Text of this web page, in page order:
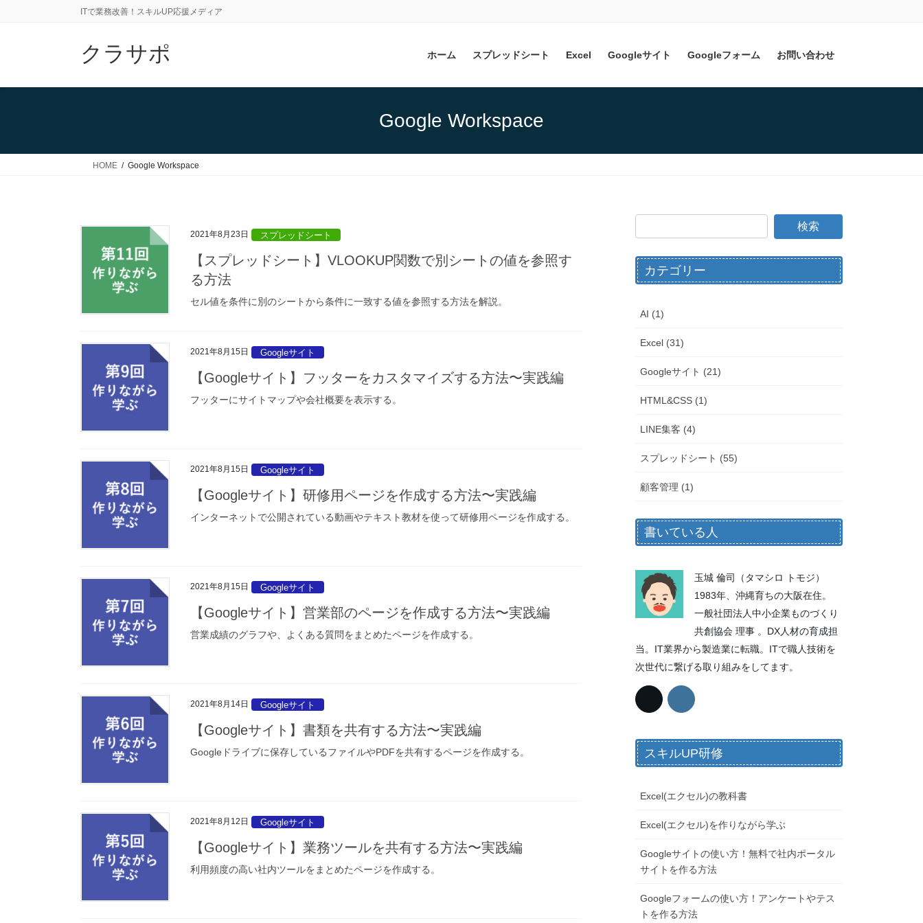
に
ョ
動
ITで業務改善！スキルUP応援メディア
クラサポ ホーム スプレッドシート Excel Googleサイト Googleフォーム お問い合わせ
Google Workspace
HOME Google Workspace
2021年8月23日 スプレッドシート
【スプレッドシート】VLOOKUP関数で別シートの値を参照す
る方法
セル値を条件に別のシートから条件に一致する値を参照する方法を解説。
2021年8月15日 Googleサイト
【Googleサイト】フッターをカスタマイズする方法〜実践編
フッターにサイトマップや会社概要を表示する。
2021年8月15日 Googleサイト
【Googleサイト】研修用ページを作成する方法〜実践編
インターネットで公開されている動画やテキスト教材を使って研修用ページを作成する。
2021年8月15日 Googleサイト
【Googleサイト】営業部のページを作成する方法〜実践編
営業成績のグラフや、よくある質問をまとめたページを作成する。
2021年8月14日 Googleサイト
【Googleサイト】書類を共有する方法〜実践編
Googleドライブに保存しているファイルやPDFを共有するページを作成する。
2021年8月12日 Googleサイト
【Googleサイト】業務ツールを共有する方法〜実践編
利用頻度の高い社内ツールをまとめたページを作成する。
カテゴリー
AI (1)
Excel (31)
Googleサイト (21)
HTML&CSS (1)
LINE集客 (4)
スプレッドシート (55)
顧客管理 (1)
書いている人
玉城 倫司（タマシロ トモジ）
1983年、沖縄育ちの大阪在住。
一般社団法人中小企業ものづくり
共創協会 理事 。DX人材の育成担
当。IT業界から製造業に転職。ITで職人技術を
次世代に繋げる取り組みをしてます。
スキルUP研修
Excel(エクセル)の教科書
Excel(エクセル)を作りながら学ぶ
Googleサイトの使い方！無料で社内ポータル
サイトを作る方法
Googleフォームの使い方！アンケートやテス
トを作る方法